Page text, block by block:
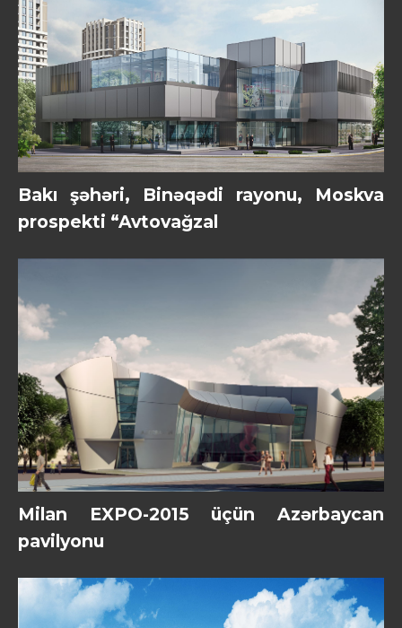
Bakı şəhəri, Binəqədi rayonu, Moskva
prospekti “Avtovağzal
Milan EXPO-2015 üçün Azərbaycan
pavilyonu